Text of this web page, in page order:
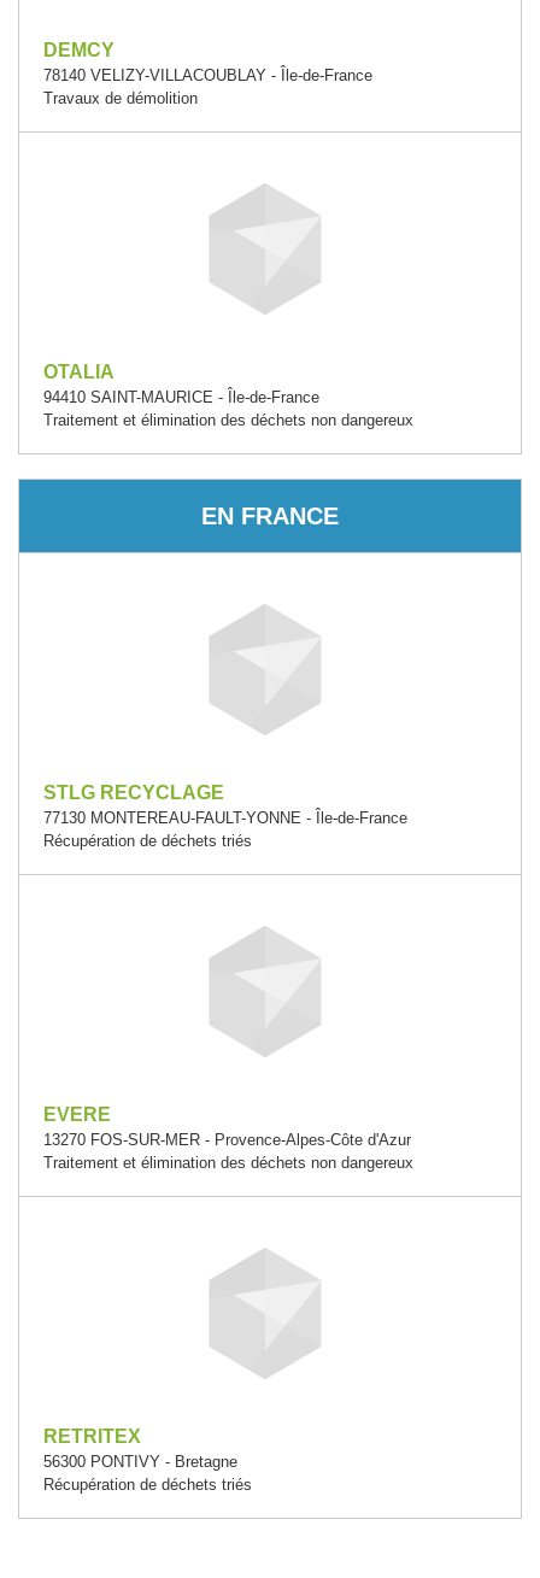
DEMCY
78140 VELIZY-VILLACOUBLAY - Île-de-France
Travaux de démolition
OTALIA
94410 SAINT-MAURICE - Île-de-France
Traitement et élimination des déchets non dangereux
EN FRANCE
STLG RECYCLAGE
77130 MONTEREAU-FAULT-YONNE - Île-de-France
Récupération de déchets triés
EVERE
13270 FOS-SUR-MER - Provence-Alpes-Côte d'Azur
Traitement et élimination des déchets non dangereux
RETRITEX
56300 PONTIVY - Bretagne
Récupération de déchets triés